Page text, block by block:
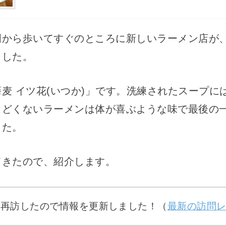
ら歩いてすぐのところに新しいラーメン店が
た。
イツ花(いつか)」です。洗練されたスープに
くないラーメンは体が喜ぶような味で最後の
。
たので、紹介します。
訪したので情報を更新しました！（最新の訪問